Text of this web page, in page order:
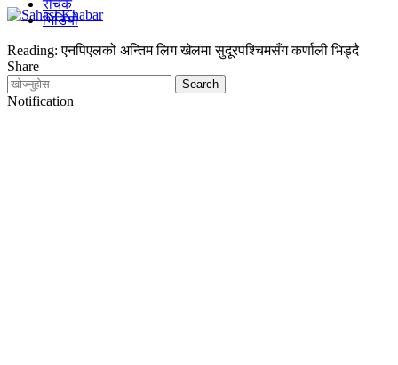
रोचक
भिडियो
Reading: एनपिएलको अन्तिम लिग खेलमा सुदूरपश्चिमसँग कर्णाली भिड्दै
Share
Notification